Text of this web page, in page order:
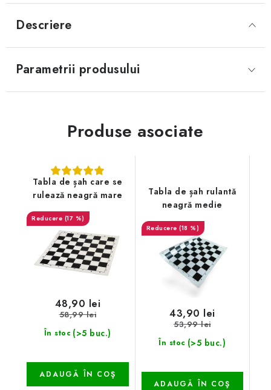
Descriere
Parametrii produsului
Produse asociate
Tabla de șah care se
rulează neagră mare
(17 %)
În stoc (>5 buc.)
48,90 lei
58,99 lei
ADAUGĂ ÎN COŞ
Tabla de șah rulantă
neagră medie
(18 %)
În stoc (>5 buc.)
43,90 lei
53,99 lei
ADAUGĂ ÎN COŞ